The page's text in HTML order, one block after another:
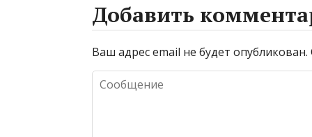
Добавить
Ваш адрес email не будет опубликован.